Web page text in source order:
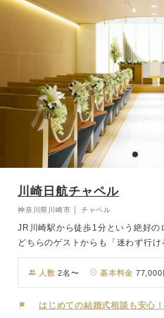
川崎日航チャペル
神奈川県川崎市 │ チャペル
JR川崎駅から徒歩1分という絶好
どちらのゲストからも「迷わず行
に。 イタリアのサン・マルコ教会
の大理石と木のベンチが調和し、
りに包まれています。 一流ホテル
格料理、そして洗練されたサービ
人数 2名〜 基本料金 77,000
はじめての結婚式相談も安心